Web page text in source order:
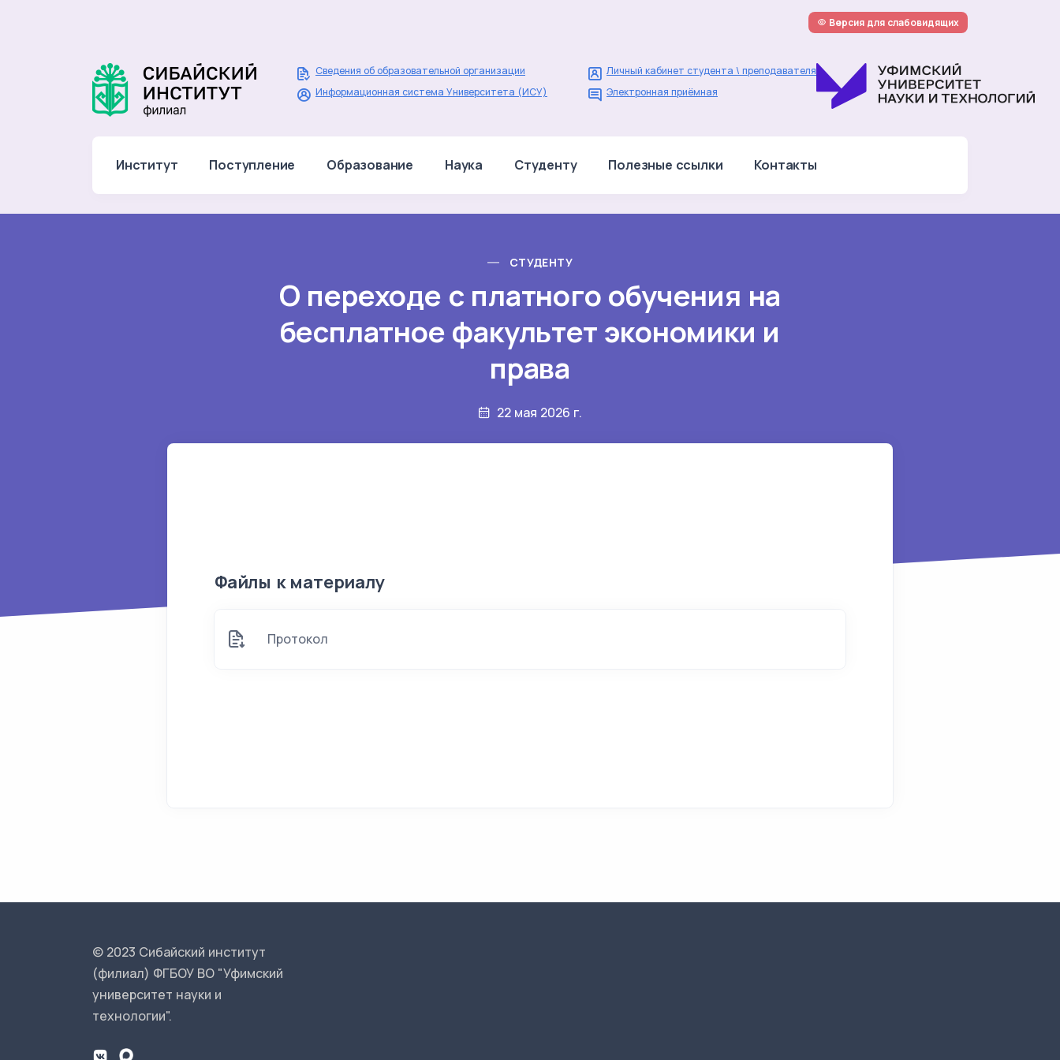
Версия для слабовидящих
Сведения об образовательной организации
Информационная система Университета (ИСУ)
Личный кабинет студента \ преподавателя
Электронная приёмная
Институт Поступление Образование Наука Студенту Полезные ссылки Контакты
СТУДЕНТУ
О переходе с платного обучения на
бесплатное факультет экономики и
права
22 мая 2026 г.
Файлы к материалу
Протокол
© 2023 Сибайский институт
(филиал) ФГБОУ ВО "Уфимский
университет науки и
технологии".